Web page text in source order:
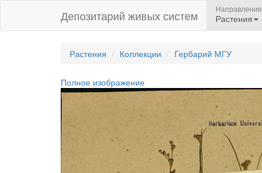
Депозитарий живых систем Направление
Растения
Растения Коллекции Гербарий МГУ
Полное изображение